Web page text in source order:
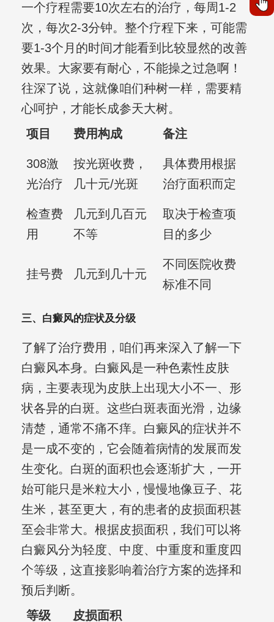
一个疗程需要10次左右的治疗，每周1-2
次，每次2-3分钟。整个疗程下来，可能需
要1-3个月的时间才能看到比较显然的改善
效果。大家要有耐心，不能操之过急啊！
往深了说，这就像咱们种树一样，需要精
心呵护，才能长成参天大树。
项目
费用构成 备注
308激
光治疗
按光斑收费，
几十元/光斑
具体费用根据
治疗面积而定
检查费
用
几元到几百元
不等
取决于检查项
目的多少
挂号费 几元到几十元
不同医院收费
标准不同
三、白癜风的症状及分级
了解了治疗费用，咱们再来深入了解一下
白癜风本身。白癜风是一种色素性皮肤
病，主要表现为皮肤上出现大小不一、形
状各异的白斑。这些白斑表面光滑，边缘
清楚，通常不痛不痒。白癜风的症状并不
是一成不变的，它会随着病情的发展而发
生变化。白斑的面积也会逐渐扩大，一开
始可能只是米粒大小，慢慢地像豆子、花
生米，甚至更大，有的患者的皮损面积甚
至会非常大。根据皮损面积，我们可以将
白癜风分为轻度、中度、中重度和重度四
个等级，这直接影响着治疗方案的选择和
预后判断。
等级
皮损面积